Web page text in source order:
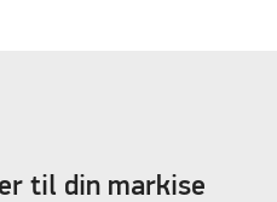
til din markise